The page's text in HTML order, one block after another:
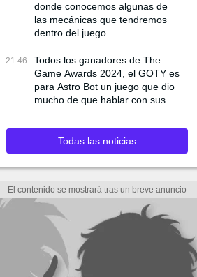
donde conocemos algunas de
las mecánicas que tendremos
dentro del juego
21:46
Todos los ganadores de The
Game Awards 2024, el GOTY es
para Astro Bot un juego que dio
mucho de que hablar con sus
mecánicas
Todas las noticias